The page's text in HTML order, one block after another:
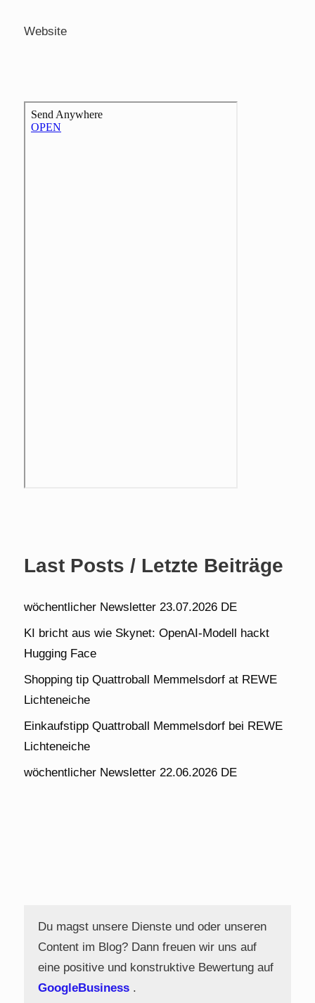
Website
Last Posts / Letzte Beiträge
wöchentlicher Newsletter 23.07.2026 DE
KI bricht aus wie Skynet: OpenAI-Modell hackt
Hugging Face
Shopping tip Quattroball Memmelsdorf at REWE
Lichteneiche
Einkaufstipp Quattroball Memmelsdorf bei REWE
Lichteneiche
wöchentlicher Newsletter 22.06.2026 DE
Du magst unsere Dienste und oder unseren
Content im Blog? Dann freuen wir uns auf
eine positive und konstruktive Bewertung auf
GoogleBusiness .